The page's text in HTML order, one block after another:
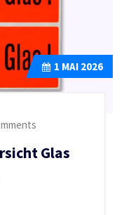
1 MAI 2026
Glas